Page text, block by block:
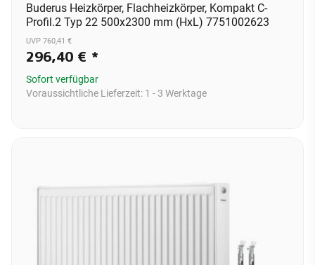
Buderus Heizkörper, Flachheizkörper, Kompakt C-
Profil.2 Typ 22 500x2300 mm (HxL) 7751002623
UVP 760,41 €
296,40 € *
Sofort verfügbar
Voraussichtliche Lieferzeit: 1 - 3 Werktage